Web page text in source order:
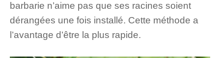
barbarie n’aime pas que ses racines soient
dérangées une fois installé. Cette méthode a
l’avantage d’être la plus rapide.